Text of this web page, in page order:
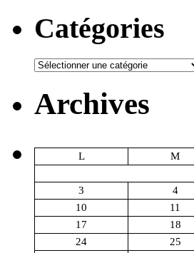
Catégories
Catégories
Archives
L M
3 4
10
11
17
18
24
25